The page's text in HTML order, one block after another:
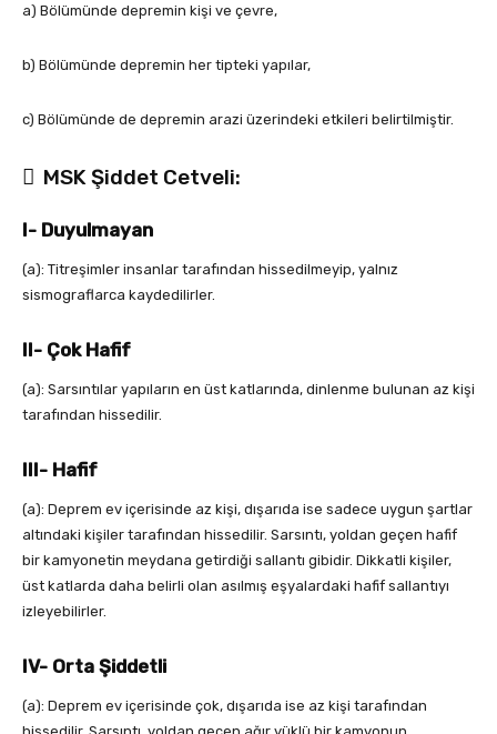
a) Bölümünde depremin kişi ve çevre,
b) Bölümünde depremin her tipteki yapılar,
c) Bölümünde de depremin arazi üzerindeki etkileri belirtilmiştir.
 MSK Şiddet Cetveli:
I- Duyulmayan
(a): Titreşimler insanlar tarafından hissedilmeyip, yalnız
sismograflarca kaydedilirler.
II- Çok Hafif
(a): Sarsıntılar yapıların en üst katlarında, dinlenme bulunan az kişi
tarafından hissedilir.
III- Hafif
(a): Deprem ev içerisinde az kişi, dışarıda ise sadece uygun şartlar
altındaki kişiler tarafından hissedilir. Sarsıntı, yoldan geçen hafif
bir kamyonetin meydana getirdiği sallantı gibidir. Dikkatli kişiler,
üst katlarda daha belirli olan asılmış eşyalardaki hafif sallantıyı
izleyebilirler.
IV- Orta Şiddetli
(a): Deprem ev içerisinde çok, dışarıda ise az kişi tarafından